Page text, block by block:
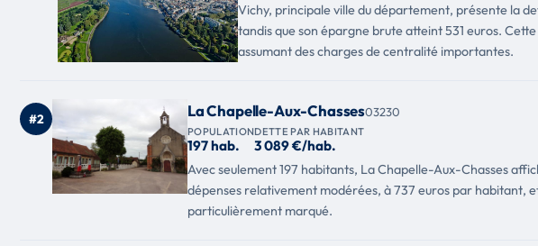
Vichy, principale ville du département, présente la
tandis que son épargne brute atteint 531 euros.
assumant des charges de centralité importantes.
#2 La Chapelle-Aux-Chasses03230
POPULATION
197 hab.
DETTE PAR HABITANT
3 089 €/hab.
Avec seulement 197 habitants, La Chapelle-Aux-Chasses
dépenses relativement modérées, à 737 euros par habitant,
particulièrement marqué.